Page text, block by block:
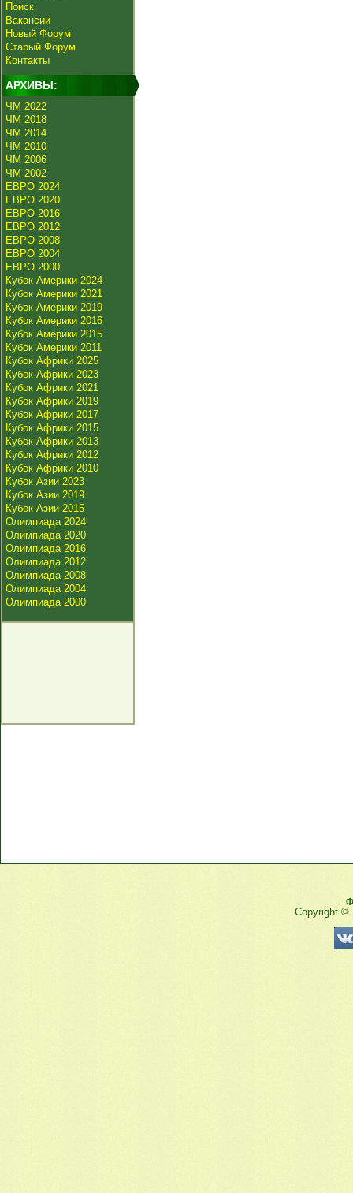
Поиск
Вакансии
Новый Форум
Старый Форум
Контакты
АРХИВЫ:
ЧМ 2022
ЧМ 2018
ЧМ 2014
ЧМ 2010
ЧМ 2006
ЧМ 2002
ЕВРО 2024
ЕВРО 2020
ЕВРО 2016
ЕВРО 2012
ЕВРО 2008
ЕВРО 2004
ЕВРО 2000
Кубок Америки 2024
Кубок Америки 2021
Кубок Америки 2019
Кубок Америки 2016
Кубок Америки 2015
Кубок Америки 2011
Кубок Африки 2025
Кубок Африки 2023
Кубок Африки 2021
Кубок Африки 2019
Кубок Африки 2017
Кубок Африки 2015
Кубок Африки 2013
Кубок Африки 2012
Кубок Африки 2010
Кубок Азии 2023
Кубок Азии 2019
Кубок Азии 2015
Олимпиада 2024
Олимпиада 2020
Олимпиада 2016
Олимпиада 2012
Олимпиада 2008
Олимпиада 2004
Олимпиада 2000
Copyright ©